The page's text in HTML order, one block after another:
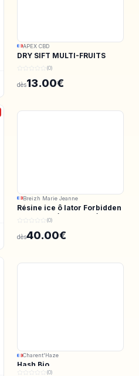
APEX CBD
DRY SIFT MULTI-FRUITS
150u CBD - APEX CBD
(0)
dès13.00€
Breizh Marie Jeanne
Résine ice ô lator Forbidden
valley CBD/CBDV 190/73u
(0)
dès40.00€
Charent'Haze
Hash Bio
(0)